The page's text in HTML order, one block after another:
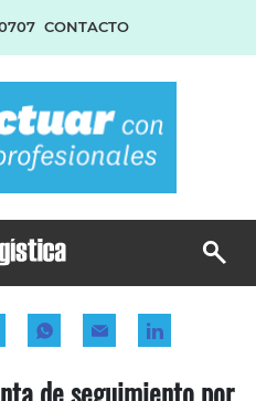
CONTACTO
de seguimiento por